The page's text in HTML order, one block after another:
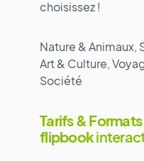
choisissez !
Nature &
Art & Culture,
Société
Tarifs &
flipbook